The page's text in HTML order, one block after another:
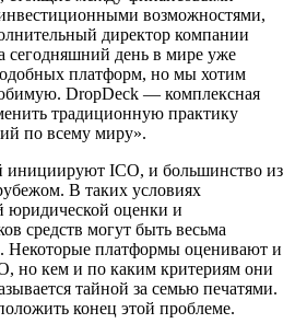
возможностями,
директор компании
день в мире уже
платформ, но мы хотим
DropDeck — комплексная
традиционную практику
по всему миру».
инициируют ICO, и большинство из
В таких условиях
юридической оценки и
средств могут быть весьма
Некоторые платформы оценивают и
но кем и по каким критериям они
тайной за семью печатями.
конец этой проблеме.